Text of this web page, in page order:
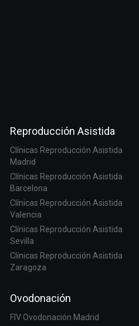
Reproducción Asistida
Clínicas Reproducción Asistida
Madrid
Clínicas Reproducción Asistida
Barcelona
Clínicas Reproducción Asistida
Valencia
Clínicas Reproducción Asistida
Sevilla
Clínicas Reproducción Asistida
Zaragoza
Ovodonación
FIV Ovodonación Madrid